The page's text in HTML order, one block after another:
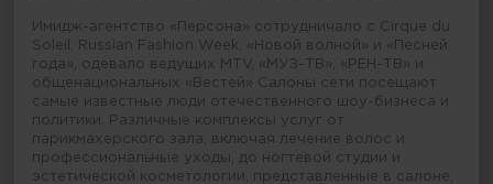
Имидж-агентство «Персона» сотрудничало с Cirque du
Soleil, Russian Fashion Week, «Новой волной» и «Песней
года», одевало ведущих MTV, «МУЗ-ТВ», «РЕН-ТВ» и
общенациональных «Вестей» Салоны сети посещают
самые известные люди отечественного шоу-бизнеса и
политики. Различные комплексы услуг от
парикмахерского зала, включая лечение волос и
профессиональные уходы, до ногтевой студии и
эстетической косметологии, представленные в салоне,